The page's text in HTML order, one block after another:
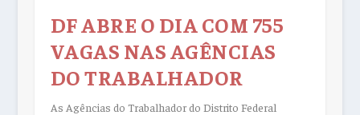
DF ABRE O DIA COM 755
VAGAS NAS AGÊNCIAS
DO TRABALHADOR
As Agências do Trabalhador do Distrito Federal